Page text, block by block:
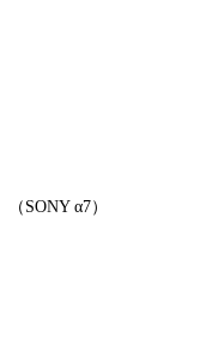
（SONY α7）